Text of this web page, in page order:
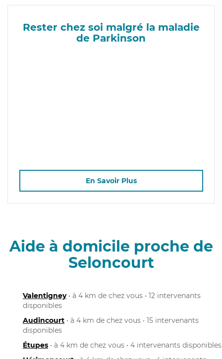
Rester chez soi malgré la maladie
de Parkinson
En Savoir Plus
Aide à domicile proche de
Seloncourt
Valentigney• à 4 km de chez vous • 12 intervenants
disponibles
Audincourt • à 4 km de chez vous • 15 intervenants
disponibles
Étupes • à 4 km de chez vous • 4 intervenants disponibles